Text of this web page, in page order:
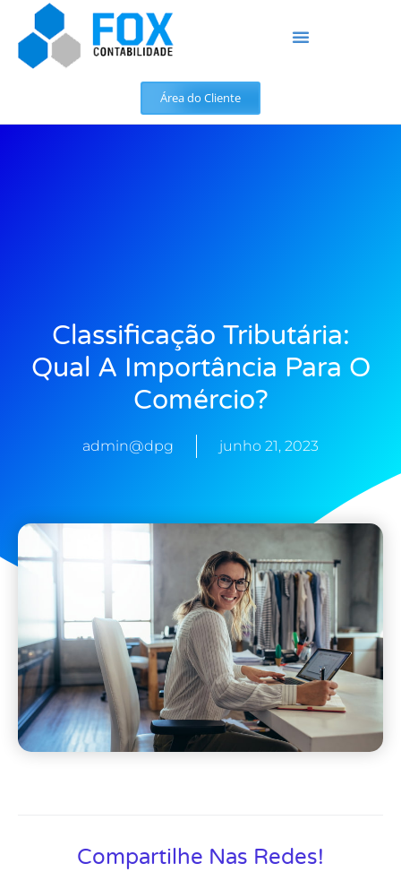
Área do Cliente
Classificação Tributária:
Qual A Importância Para O
Comércio?
admin@dpg junho 21, 2023
Compartilhe Nas Redes!